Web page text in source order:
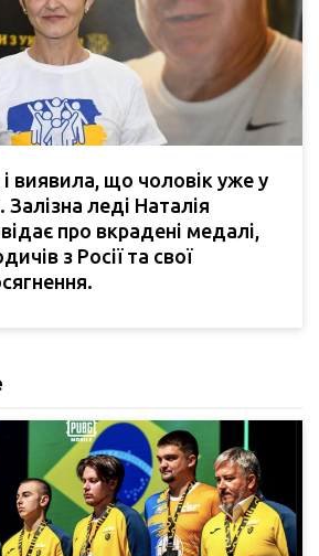
виявила, що чоловік уже у
Залізна леді Наталія
про вкрадені медалі,
з Росії та свої